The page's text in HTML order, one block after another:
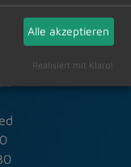
Fragen
Alle akzeptieren
Realisiert mit Klaro!